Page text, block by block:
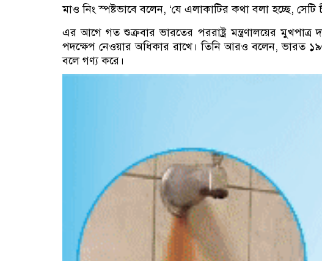
মাও নিং স্পষ্টভাবে বলেন, ‘যে এলাকাটির কথা বলা হচ্ছে, সেটি
এর আগে গত শুক্রবার ভারতের পররাষ্ট্র মন্ত্রণালয়ের মুখপাত্র
পদক্ষেপ নেওয়ার অধিকার রাখে। তিনি আরও বলেন, ভারত
বলে গণ্য করে।